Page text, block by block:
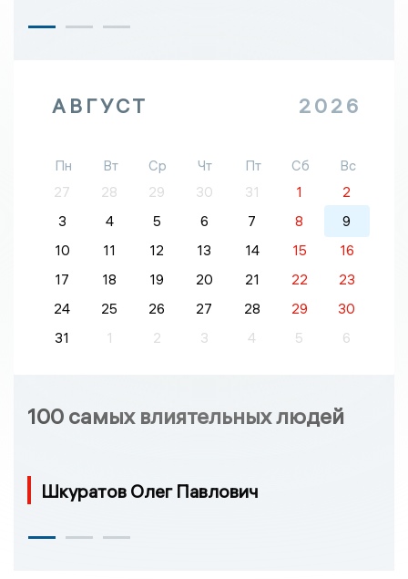
АВГУСТ 2026
Пн Вт Ср Чт Пт Сб
Вс
27
28 29 30 31 1
2
3
4 5 6 7 8
9
10
11 12 13 14 15
16
17
18 19 20 21 22
23
24
25 26 27 28 29
30
31
1 2 3 4 5 6
100 самых влиятельных людей
Шкуратов Олег Павлович